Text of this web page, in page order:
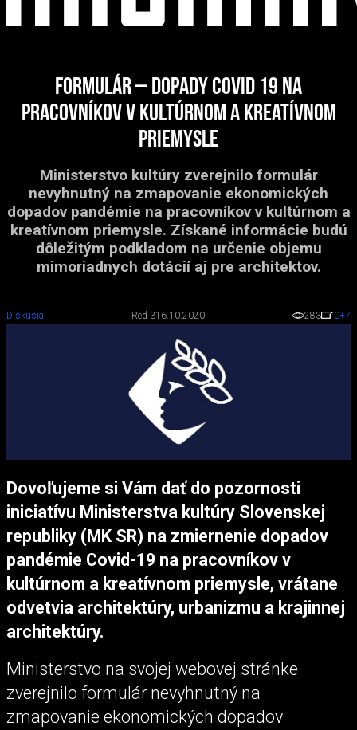
Formulár – dopady Covid 19 na
pracovníkov v kultúrnom a kreatívnom
priemysle
Ministerstvo kultúry zverejnilo formulár
nevyhnutný na zmapovanie ekonomických
dopadov pandémie na pracovníkov v kultúrnom a
kreatívnom priemysle. Získané informácie budú
dôležitým podkladom na určenie objemu
mimoriadnych dotácií aj pre architektov.
Diskusia Red 316.10.2020 283 0+7
Dovoľujeme si Vám dať do pozornosti
iniciatívu Ministerstva kultúry Slovenskej
republiky (MK SR) na zmiernenie dopadov
pandémie Covid-19 na pracovníkov v
kultúrnom a kreatívnom priemysle, vrátane
odvetvia architektúry, urbanizmu a krajinnej
architektúry.
Ministerstvo na svojej webovej stránke
zverejnilo formulár nevyhnutný na
zmapovanie ekonomických dopadov